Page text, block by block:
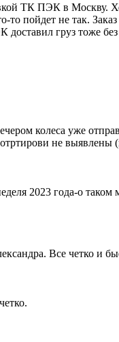
ТК ПЭК в Москву.
пойдет не так.
груз тоже
колеса уже
не выявлены
2023 года-о таком
Все четко и